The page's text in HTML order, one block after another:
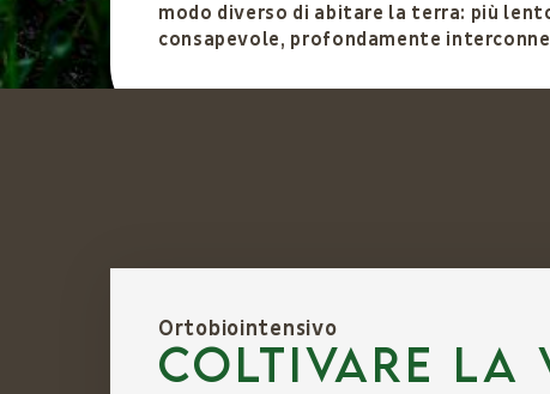
modo diverso di abitare la terra: più
consapevole, profondamente
Ortobiointensivo
Coltivare la